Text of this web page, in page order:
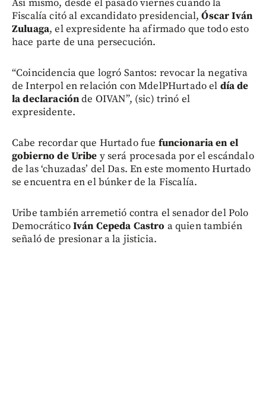
Así mismo, desde el pasado viernes cuando la
Fiscalía citó al excandidato presidencial,Óscar Iván
Zuluaga, el expresidente ha afirmado que todo esto
hace parte de una persecución.
“Coincidencia que logró Santos: revocar la negativa
de Interpol en relación con MdelPHurtado el día de
la declaraciónde OIVAN”, (sic) trinó el
expresidente.
Cabe recordar que Hurtado fue funcionaria en el
gobierno de Uribe y será procesada por el escándalo
de las ‘chuzadas’ del Das. En este momento Hurtado
se encuentra en el búnker de la Fiscalía.
Uribe también arremetió contra el senador del Polo
DemocráticoIván Cepeda Castro a quien también
señaló de presionar a la jisticia.